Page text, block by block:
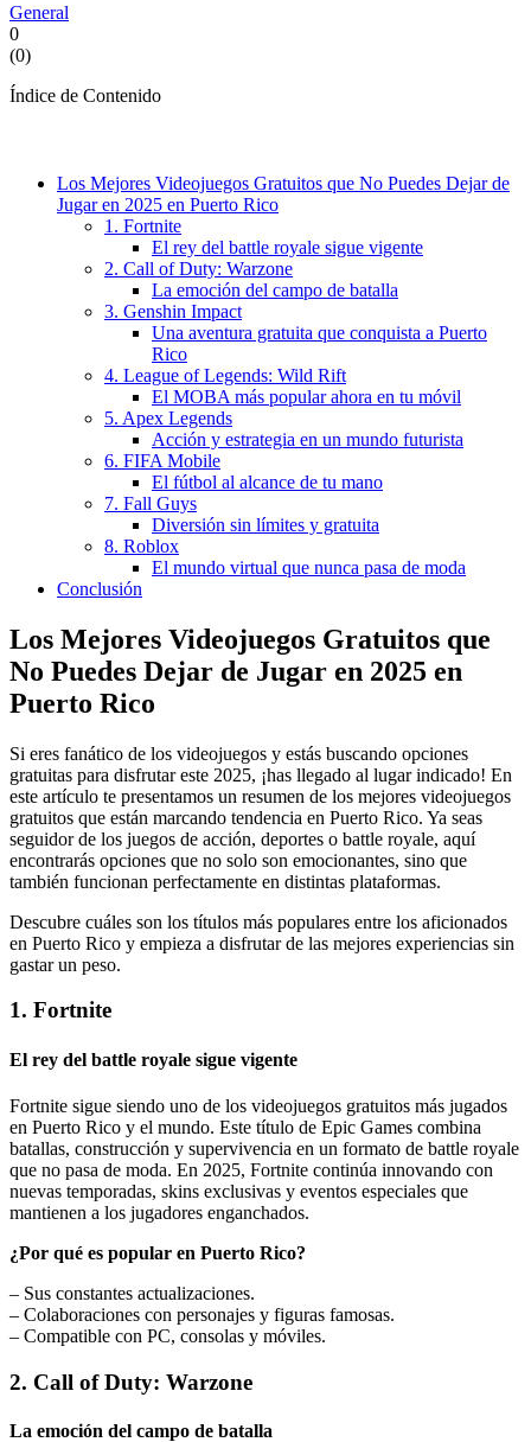
General
0
(0)
Índice de Contenido
Los Mejores Videojuegos Gratuitos que No Puedes Dejar de
Jugar en 2025 en Puerto Rico
1. Fortnite
El rey del battle royale sigue vigente
2. Call of Duty: Warzone
La emoción del campo de batalla
3. Genshin Impact
Una aventura gratuita que conquista a Puerto
Rico
4. League of Legends: Wild Rift
El MOBA más popular ahora en tu móvil
5. Apex Legends
Acción y estrategia en un mundo futurista
6. FIFA Mobile
El fútbol al alcance de tu mano
7. Fall Guys
Diversión sin límites y gratuita
8. Roblox
El mundo virtual que nunca pasa de moda
Conclusión
Los Mejores Videojuegos Gratuitos que
No Puedes Dejar de Jugar en 2025 en
Puerto Rico
Si eres fanático de los videojuegos y estás buscando opciones
gratuitas para disfrutar este 2025, ¡has llegado al lugar indicado! En
este artículo te presentamos un resumen de los mejores videojuegos
gratuitos que están marcando tendencia en Puerto Rico. Ya seas
seguidor de los juegos de acción, deportes o battle royale, aquí
encontrarás opciones que no solo son emocionantes, sino que
también funcionan perfectamente en distintas plataformas.
Descubre cuáles son los títulos más populares entre los aficionados
en Puerto Rico y empieza a disfrutar de las mejores experiencias sin
gastar un peso.
1. Fortnite
El rey del battle royale sigue vigente
Fortnite sigue siendo uno de los videojuegos gratuitos más jugados
en Puerto Rico y el mundo. Este título de Epic Games combina
batallas, construcción y supervivencia en un formato de battle royale
que no pasa de moda. En 2025, Fortnite continúa innovando con
nuevas temporadas, skins exclusivas y eventos especiales que
mantienen a los jugadores enganchados.
¿Por qué es popular en Puerto Rico?
– Sus constantes actualizaciones.
– Colaboraciones con personajes y figuras famosas.
– Compatible con PC, consolas y móviles.
2. Call of Duty: Warzone
La emoción del campo de batalla